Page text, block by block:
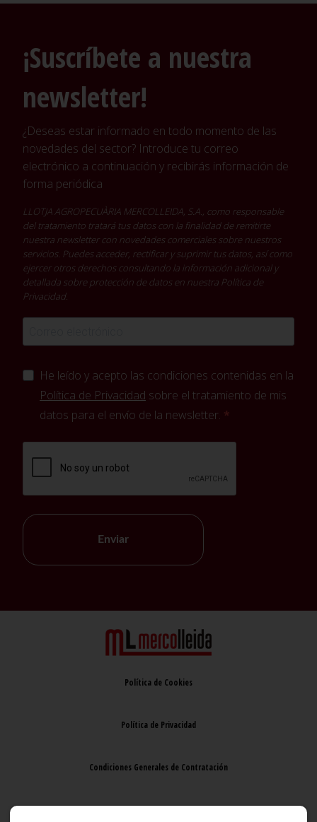
¡Suscríbete a nuestra
newsletter!
¿Deseas estar informado en todo momento de las
novedades del sector? Introduce tu correo
electrónico a continuación y recibirás información de
forma periódica
LLOTJA AGROPECUÀRIA MERCOLLEIDA, S.A., como responsable
del tratamiento tratará tus datos con la finalidad de remitirte
nuestra newsletter con novedades comerciales sobre nuestros
servicios. Puedes acceder, rectificar y suprimir tus datos, así como
ejercer otros derechos consultando la información adicional y
detallada sobre protección de datos en nuestra Política de
Privacidad.
He leído y acepto las condiciones contenidas en la
Política de Privacidad sobre el tratamiento de mis
datos para el envío de la newsletter.
Enviar
Política de Cookies
Política de Privacidad
Condiciones Generales de Contratación